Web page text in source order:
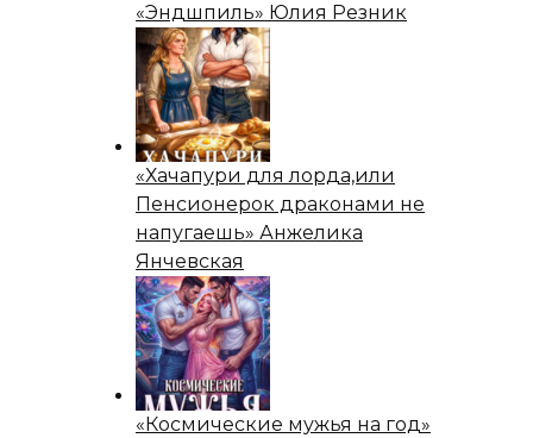
«Эндшпиль» Юлия Резник
«Хачапури для лорда,или
Пенсионерок драконами не
напугаешь» Анжелика
Янчевская
«Космические мужья на год»